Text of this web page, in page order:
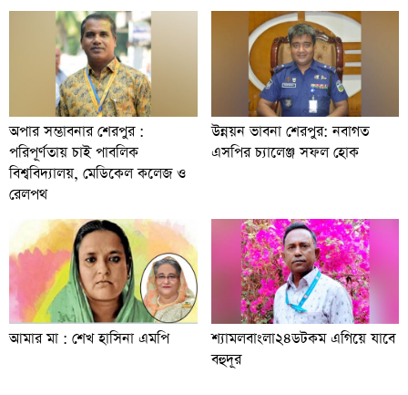
অপার সম্ভাবনার শেরপুর :
পরিপূর্ণতায় চাই পাবলিক
বিশ্ববিদ্যালয়, মেডিকেল কলেজ ও
রেলপথ
উন্নয়ন ভাবনা শেরপুর: নবাগত
এসপির চ্যালেঞ্জ সফল হোক
আমার মা : শেখ হাসিনা এমপি
শ্যামলবাংলা২৪ডটকম এগিয়ে যাবে
বহুদূর